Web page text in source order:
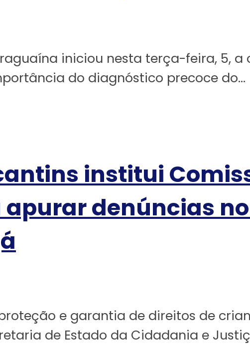
iniciou nesta terça-feira, 5,
do diagnóstico precoce do...
institui
denúncias
e garantia de direitos de
de Estado da Cidadania e